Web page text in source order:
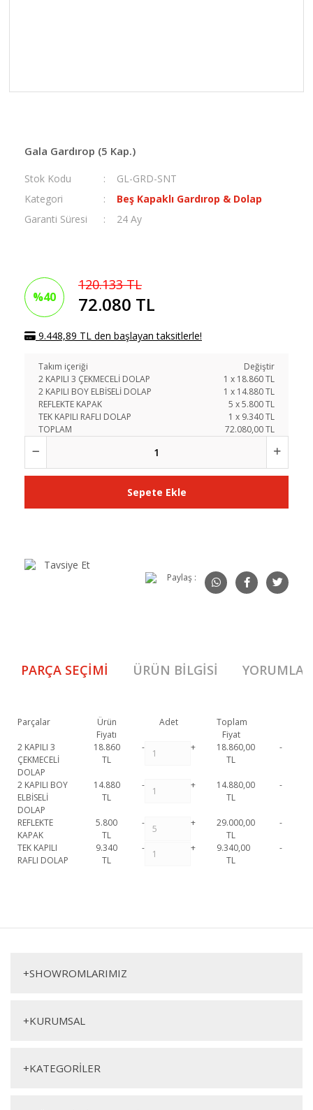
Gala Gardırop (5 Kap.)
Stok Kodu
GL-GRD-SNT
Kategori
Beş Kapaklı Gardırop & Dolap
Garanti Süresi
24 Ay
%40
120.133 TL
72.080 TL
9.448,89 TL den başlayan taksitlerle!
Takım içeriği
Değiştir
2 KAPILI 3 ÇEKMECELİ DOLAP
1 x 18.860TL
2 KAPILI BOY ELBİSELİ DOLAP
1 x 14.880TL
REFLEKTE KAPAK
5 x5.800TL
TEK KAPILI RAFLI DOLAP
1 x 9.340TL
TOPLAM
72.080,00 TL
Sepete Ekle
Tavsiye Et
Paylaş :
PARÇA SEÇIMI ÜRÜN BILGISI YORUMLAR
Parçalar
Ürün
Fiyatı
Adet
Toplam
Fiyat
2 KAPILI 3
ÇEKMECELİ
DOLAP
18.860
TL
- +
18.860,00
TL
-
2 KAPILI BOY
ELBİSELİ
DOLAP
14.880
TL
- +
14.880,00
TL
-
REFLEKTE
KAPAK
5.800
TL
- +
29.000,00
TL
-
TEK KAPILI
RAFLI DOLAP
9.340
TL
- +
9.340,00
TL
-
Gala Gardırop (5 Kap.)
+SHOWROMLARIMIZ
+KURUMSAL
+KATEGORİLER